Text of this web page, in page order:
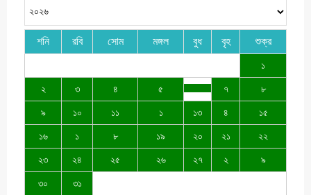
শনি রবি সোম মঙ্গল বুধ বৃহ শুক্র
১
২ ৩ ৪ ৫ ৭ ৮
৯ ১০ ১১ ১ ১৩ ৪ ১৫
১৬ ১ ৮ ১৯ ২০ ২১ ২২
২৩ ২৪ ২৫ ২৬ ২৭ ২ ৯
৩০ ৩১